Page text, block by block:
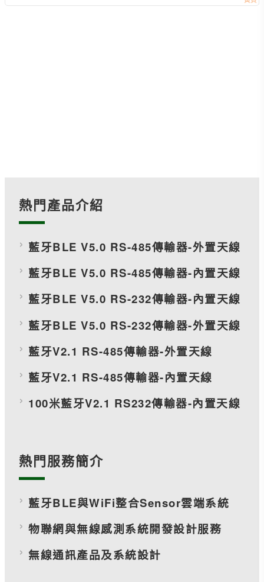
熱門產品介紹
藍牙BLE V5.0 RS-485傳輸器-外置天線
藍牙BLE V5.0 RS-485傳輸器-內置天線
藍牙BLE V5.0 RS-232傳輸器-內置天線
藍牙BLE V5.0 RS-232傳輸器-外置天線
藍牙V2.1 RS-485傳輸器-外置天線
藍牙V2.1 RS-485傳輸器-內置天線
100米藍牙V2.1 RS232傳輸器-內置天線
熱門服務簡介
藍牙BLE與WiFi整合Sensor雲端系統
物聯網與無線感測系統開發設計服務
無線通訊產品及系統設計